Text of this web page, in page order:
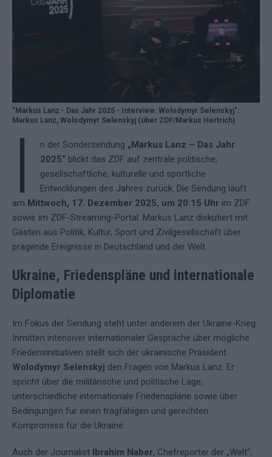
"Markus Lanz - Das Jahr 2025 - Interview: Wolodymyr Selenskyj":
Markus Lanz, Wolodymyr Selenskyj (über ZDF/Markus Hertrich)
I n der Sondersendung „Markus Lanz – Das Jahr
2025“ blickt das ZDF auf zentrale politische,
gesellschaftliche, kulturelle und sportliche
Entwicklungen des Jahres zurück. Die Sendung läuft
am Mittwoch, 17. Dezember 2025, um 20:15 Uhr im ZDF
sowie im ZDF-Streaming-Portal. Markus Lanz diskutiert mit
Gästen aus Politik, Kultur, Sport und Zivilgesellschaft über
prägende Ereignisse in Deutschland und der Welt.
Ukraine, Friedenspläne und internationale
Diplomatie
Im Fokus der Sendung steht unter anderem der Ukraine-Krieg.
Inmitten intensiver internationaler Gespräche über mögliche
Friedensinitiativen stellt sich der ukrainische Präsident
Wolodymyr Selenskyj den Fragen von Markus Lanz. Er
spricht über die militärische und politische Lage,
unterschiedliche internationale Friedenspläne sowie über
Bedingungen für einen tragfähigen und gerechten
Kompromiss für die Ukraine.
Auch der Journalist Ibrahim Naber, Chefreporter der „Welt“,